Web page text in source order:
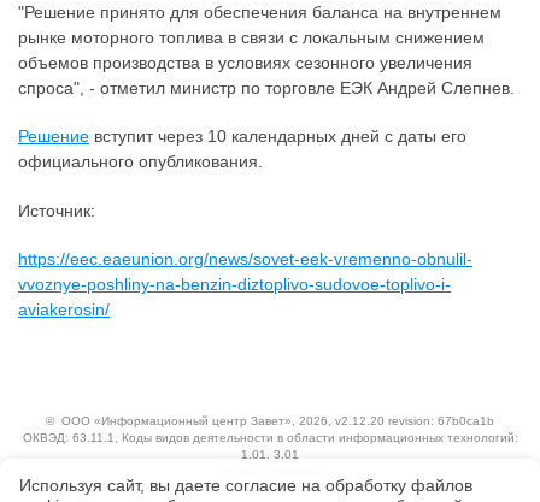
"Решение принято для обеспечения баланса на внутреннем
рынке моторного топлива в связи с локальным снижением
объемов производства в условиях сезонного увеличения
спроса", - отметил министр по торговле ЕЭК Андрей Слепнев.
Решение вступит через 10 календарных дней с даты его
официального опубликования.
Источник:
https://eec.eaeunion.org/news/sovet-eek-vremenno-obnulil-
vvoznye-poshliny-na-benzin-diztoplivo-sudovoe-toplivo-i-
aviakerosin/
© ООО «Информационный центр Завет», 2026, v2.12.20 revision: 67b0ca1b
ОКВЭД: 63.11.1, Коды видов деятельности в области информационных технологий:
1.01, 3.01
Технологии
Используя сайт, вы даете согласие на обработку файлов